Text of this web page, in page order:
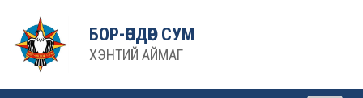
БОР-ӨНДӨР СУМ
ХЭНТИЙ АЙМАГ